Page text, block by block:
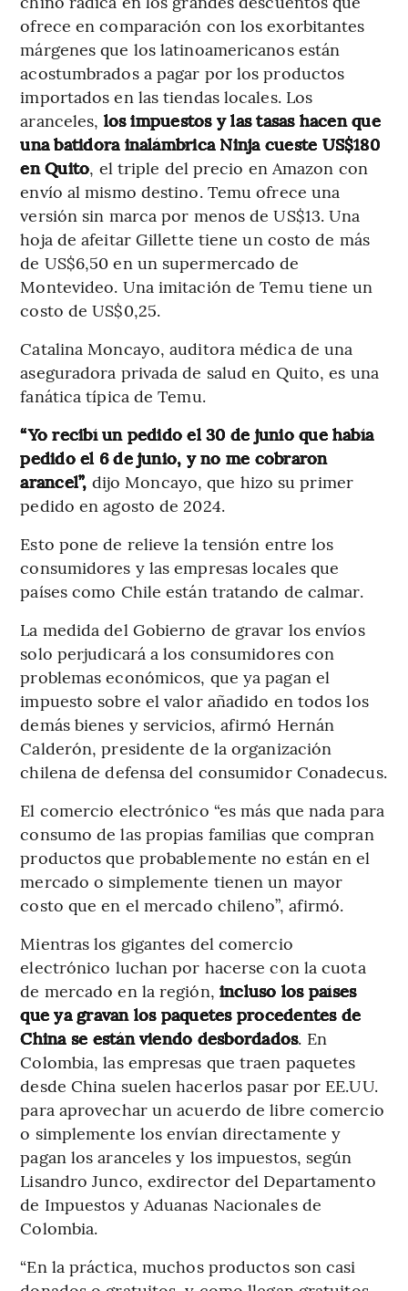
ofrece en comparación con los exorbitantes
márgenes que los latinoamericanos están
acostumbrados a pagar por los productos
importados en las tiendas locales. Los
aranceles, los impuestos y las tasas hacen que
una batidora inalámbrica Ninja cueste US$180
en Quito, el triple del precio en Amazon con
envío al mismo destino. Temu ofrece una
versión sin marca por menos de US$13. Una
hoja de afeitar Gillette tiene un costo de más
de US$6,50 en un supermercado de
Montevideo. Una imitación de Temu tiene un
costo de US$0,25.
Catalina Moncayo, auditora médica de una
aseguradora privada de salud en Quito, es una
fanática típica de Temu.
“Yo recibí un pedido el 30 de junio que había
pedido el 6 de junio, y no me cobraron
arancel”, dijo Moncayo, que hizo su primer
pedido en agosto de 2024.
Esto pone de relieve la tensión entre los
consumidores y las empresas locales que
países como Chile están tratando de calmar.
La medida del Gobierno de gravar los envíos
solo perjudicará a los consumidores con
problemas económicos, que ya pagan el
impuesto sobre el valor añadido en todos los
demás bienes y servicios, afirmó Hernán
Calderón, presidente de la organización
chilena de defensa del consumidor Conadecus.
El comercio electrónico “es más que nada para
consumo de las propias familias que compran
productos que probablemente no están en el
mercado o simplemente tienen un mayor
costo que en el mercado chileno”, afirmó.
Mientras los gigantes del comercio
electrónico luchan por hacerse con la cuota
de mercado en la región, incluso los países
que ya gravan los paquetes procedentes de
China se están viendo desbordados. En
Colombia, las empresas que traen paquetes
desde China suelen hacerlos pasar por EE.UU.
para aprovechar un acuerdo de libre comercio
o simplemente los envían directamente y
pagan los aranceles y los impuestos, según
Lisandro Junco, exdirector del Departamento
de Impuestos y Aduanas Nacionales de
Colombia.
“En la práctica, muchos productos son casi